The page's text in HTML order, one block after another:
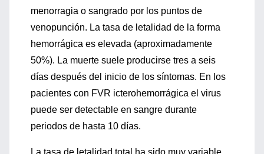
menorragia o sangrado por los puntos de
venopunción. La tasa de letalidad de la forma
hemorrágica es elevada (aproximadamente
50%). La muerte suele producirse tres a seis
días después del inicio de los síntomas. En los
pacientes con FVR icterohemorrágica el virus
puede ser detectable en sangre durante
periodos de hasta 10 días.
La tasa de letalidad total ha sido muy variable